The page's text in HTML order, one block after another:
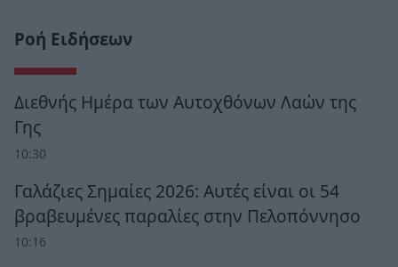
Ροή Ειδήσεων
Διεθνής Ημέρα των Αυτοχθόνων Λαών της
Γης
10:30
Γαλάζιες Σημαίες 2026: Αυτές είναι οι 54
βραβευμένες παραλίες στην Πελοπόννησο
10:16